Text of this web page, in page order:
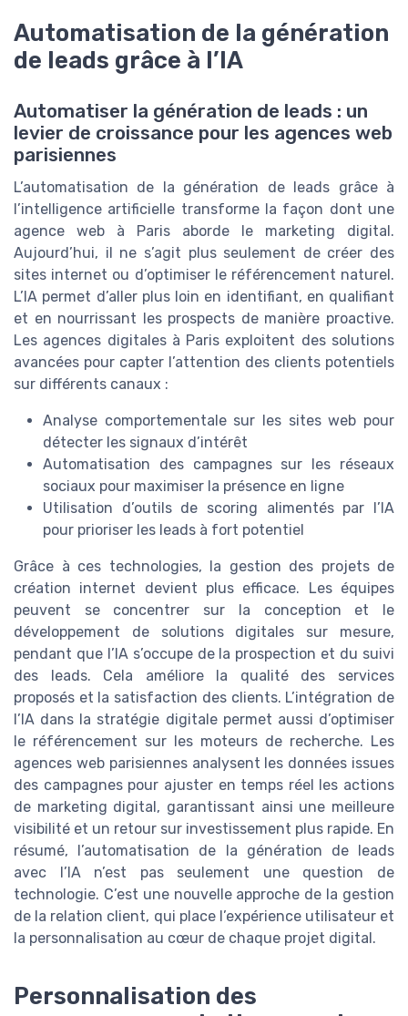
Automatisation de la génération
de leads grâce à l’IA
Automatiser la génération de leads : un
levier de croissance pour les agences web
parisiennes
L’automatisation de la génération de leads grâce à
l’intelligence artificielle transforme la façon dont une
agence web à Paris aborde le marketing digital.
Aujourd’hui, il ne s’agit plus seulement de créer des
sites internet ou d’optimiser le référencement naturel.
L’IA permet d’aller plus loin en identifiant, en qualifiant
et en nourrissant les prospects de manière proactive.
Les agences digitales à Paris exploitent des solutions
avancées pour capter l’attention des clients potentiels
sur différents canaux :
Analyse comportementale sur les sites web pour
détecter les signaux d’intérêt
Automatisation des campagnes sur les réseaux
sociaux pour maximiser la présence en ligne
Utilisation d’outils de scoring alimentés par l’IA
pour prioriser les leads à fort potentiel
Grâce à ces technologies, la gestion des projets de
création internet devient plus efficace. Les équipes
peuvent se concentrer sur la conception et le
développement de solutions digitales sur mesure,
pendant que l’IA s’occupe de la prospection et du suivi
des leads. Cela améliore la qualité des services
proposés et la satisfaction des clients. L’intégration de
l’IA dans la stratégie digitale permet aussi d’optimiser
le référencement sur les moteurs de recherche. Les
agences web parisiennes analysent les données issues
des campagnes pour ajuster en temps réel les actions
de marketing digital, garantissant ainsi une meilleure
visibilité et un retour sur investissement plus rapide. En
résumé, l’automatisation de la génération de leads
avec l’IA n’est pas seulement une question de
technologie. C’est une nouvelle approche de la gestion
de la relation client, qui place l’expérience utilisateur et
la personnalisation au cœur de chaque projet digital.
Personnalisation des